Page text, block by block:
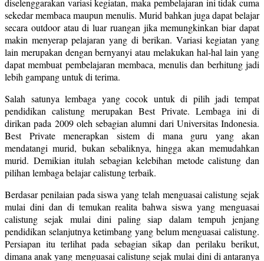
diselenggarakan variasi kegiatan, maka pembelajaran ini tidak cuma
sekedar membaca maupun menulis. Murid bahkan juga dapat belajar
secara outdoor atau di luar ruangan jika memungkinkan biar dapat
makin menyerap pelajaran yang di berikan. Variasi kegiatan yang
lain merupakan dengan bernyanyi atau melakukan hal-hal lain yang
dapat membuat pembelajaran membaca, menulis dan berhitung jadi
lebih gampang untuk di terima.
Salah satunya lembaga yang cocok untuk di pilih jadi tempat
pendidikan calistung merupakan Best Private. Lembaga ini di
dirikan pada 2009 oleh sebagian alumni dari Universitas Indonesia.
Best Private menerapkan sistem di mana guru yang akan
mendatangi murid, bukan sebaliknya, hingga akan memudahkan
murid. Demikian itulah sebagian kelebihan metode calistung dan
pilihan lembaga belajar calistung terbaik.
Berdasar penilaian pada siswa yang telah menguasai calistung sejak
mulai dini dan di temukan realita bahwa siswa yang menguasai
calistung sejak mulai dini paling siap dalam tempuh jenjang
pendidikan selanjutnya ketimbang yang belum menguasai calistung.
Persiapan itu terlihat pada sebagian sikap dan perilaku berikut,
dimana anak yang menguasai calistung sejak mulai dini di antaranya